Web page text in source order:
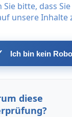
Sie bitte, dass
unsere Inhalte
Ich bin kein
diese